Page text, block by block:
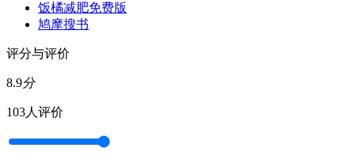
饭橘减肥免费版
鸠摩搜书
评分与评价
8.9分
103人评价